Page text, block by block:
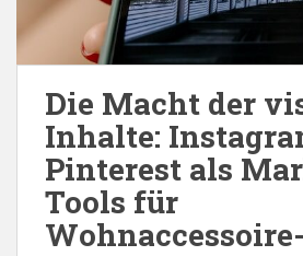
Die Macht der
Inhalte:
Pinterest als
Tools für